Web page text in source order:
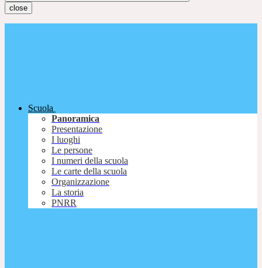
close
Scuola
Panoramica
Presentazione
I luoghi
Le persone
I numeri della scuola
Le carte della scuola
Organizzazione
La storia
PNRR